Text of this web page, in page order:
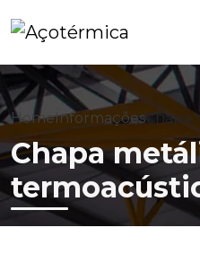
HomeInformaçõesChapa
Chapa